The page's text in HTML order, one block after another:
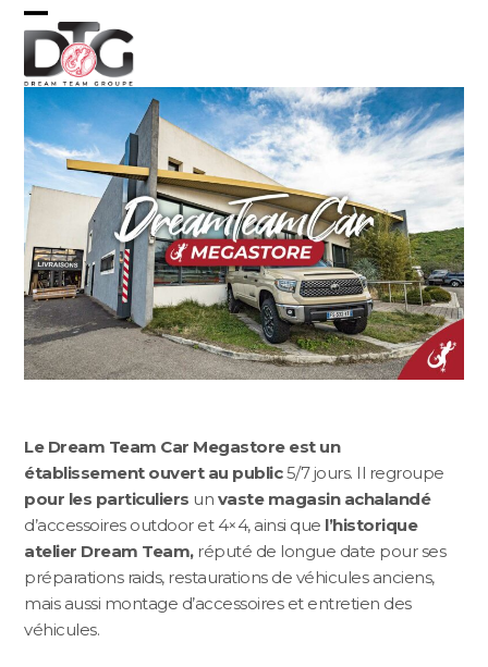
Skip
content
Open
mobile
menu
Close
mobile
menu
Le Dream Team Car Megastore est un
établissement ouvert au public5/7 jours. Il regroupe
pour les particuliers un vaste magasin achalandé
d’accessoires outdoor et 4×4, ainsi que l’historique
atelier Dream Team,réputé de longue date pour ses
préparations raids, restaurations de véhicules anciens,
mais aussi montage d’accessoires et entretien des
véhicules.